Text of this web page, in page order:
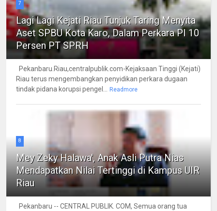
7
Lagi Lagi Kejati Riau Tunjuk Taring Menyita
Aset SPBU Kota Karo, Dalam Perkara PI 10
Persen PT SPRH
Pekanbaru.Riau,centralpublik.com-Kejaksaan Tinggi (Kejati)
Riau terus mengembangkan penyidikan perkara dugaan
tindak pidana korupsi pengel...
Readmore
8
Mey Zeky Halawa', Anak Asli Putra Nias
Mendapatkan Nilai Tertinggi di Kampus UIR
Riau
Pekanbaru -- CENTRAL PUBLIK. COM, Semua orang tua